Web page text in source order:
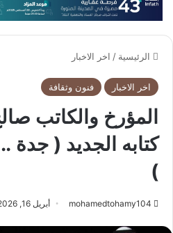
الرئيسية / اخر الاخبار
اخر الاخبار فنون وثقافة
المؤرخ والكاتب
كتابه الجديد ( جدة
)
mohamedtohamy104 أبريل 16, 2026